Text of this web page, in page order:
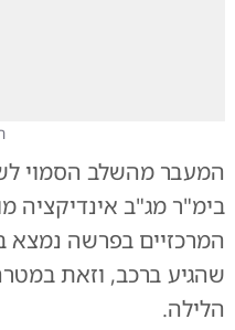
המעבר מהשלב הסמוי
בימ"ר מג"ב אינדיקציה
המרכזיים בפרשה נמצא
שהגיע ברכב, וזאת
הלילה.